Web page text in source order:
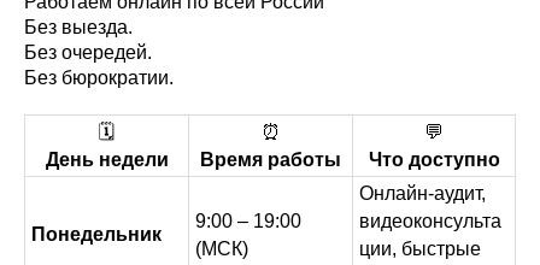
Без выезда.
Без очередей.
Без бюрократии.
🗓️
День недели
⏰
Время работы
💬
Что доступно
Понедельник
9:00 – 19:00
(МСК)
Онлайн‑аудит,
видеоконсульта
ции, быстрые